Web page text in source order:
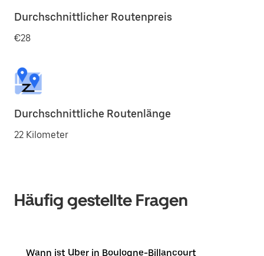
Durchschnittlicher Routenpreis
€28
Durchschnittliche Routenlänge
22 Kilometer
Häufig gestellte Fragen
Wann ist Uber in Boulogne-Billancourt